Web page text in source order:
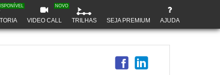
VIDEO CALL
NOVO
TRILHAS SEJA PREMIUM AJUDA